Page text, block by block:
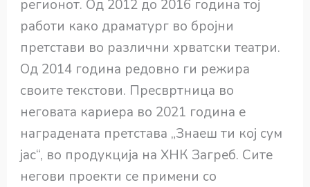
регионот. Од 2012 до 2016 година тој
работи како драматург во бројни
претстави во различни хрватски театри.
Од 2014 година редовно ги режира
своите текстови. Пресвртница во
неговата кариера во 2021 година е
наградената претстава „Знаеш ти кој сум
јас“, во продукција на ХНК Загреб. Сите
негови проекти се примени со